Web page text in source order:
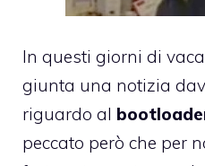
In questi giorni di
giunta una notizia
riguardo al
peccato però che per